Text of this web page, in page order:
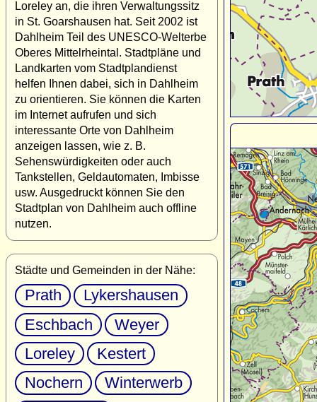
Loreley an, die ihren Verwaltungssitz
in St. Goarshausen hat. Seit 2002 ist
Dahlheim Teil des UNESCO-Welterbe
Oberes Mittelrheintal. Stadtpläne und
Landkarten vom Stadtplandienst
helfen Ihnen dabei, sich in Dahlheim
zu orientieren. Sie können die Karten
im Internet aufrufen und sich
interessante Orte von Dahlheim
anzeigen lassen, wie z. B.
Sehenswürdigkeiten oder auch
Tankstellen, Geldautomaten, Imbisse
usw. Ausgedruckt können Sie den
Stadtplan von Dahlheim auch offline
nutzen.
Städte und Gemeinden in der Nähe:
Prath
Lykershausen
Eschbach
Weyer
Loreley
Kestert
Nochern
Winterwerb